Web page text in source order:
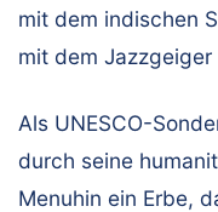
mit dem indischen
mit dem
Als UNESCO-
durch seine
Menuhin ein Erbe,